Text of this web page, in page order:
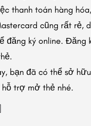
thanh toán hàng
cũng rất rẻ,
đăng ký online. Đăng
bạn đã có thể sở
trợ mở thẻ nhé.